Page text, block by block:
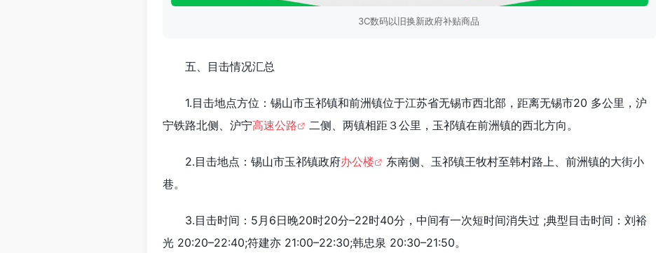
3C数码以旧换新政府补贴商品
五、目击情况汇总
1.目击地点方位：锡山市玉祁镇和前洲镇位于江苏省无锡市西北部，距离无锡市20 多公里，沪
宁铁路北侧、沪宁高速公路 二侧、两镇相距３公里，玉祁镇在前洲镇的西北方向。
2.目击地点：锡山市玉祁镇政府办公楼
东南侧、玉祁镇王牧村至韩村路上、前洲镇的大街小
巷。
3.目击时间：5月6日晚20时20分–22时40分，中间有一次短时间消失过 ;典型目击时间：刘裕
光 20:20–22:40;符建亦 21:00–22:30;韩忠泉 20:30–21:50。